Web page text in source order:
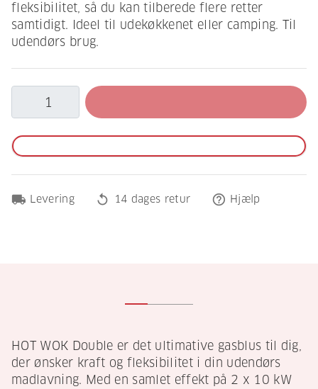
fleksibilitet, så du kan tilberede flere retter
samtidigt. Ideel til udekøkkenet eller camping. Til
udendørs brug.
local_shipping Levering replay 14 dages retur help_outline Hjælp
HOT WOK Double er det ultimative gasblus til dig,
der ønsker kraft og fleksibilitet i din udendørs
madlavning. Med en samlet effekt på 2 x 10 kW